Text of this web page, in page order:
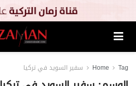
Home Tag سفير السويد في تركيا